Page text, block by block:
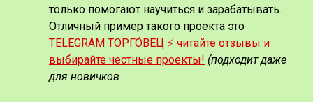
только помогают научиться и зарабатывать.
Отличный пример такого проекта это
TELEGRAM ТОРГО́ВЕЦ ⚡️ читайте отзывы и
выбирайте честные проекты! (подходит даже
для новичков